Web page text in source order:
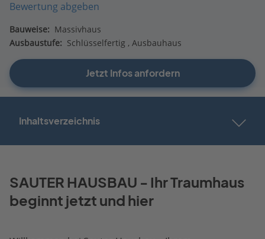
Bewertung abgeben
Bauweise: Massivhaus
Ausbaustufe: Schlüsselfertig Ausbauhaus
Jetzt Infos anfordern
Inhaltsverzeichnis
SAUTER HAUSBAU - Ihr Traumhaus
beginnt jetzt und hier